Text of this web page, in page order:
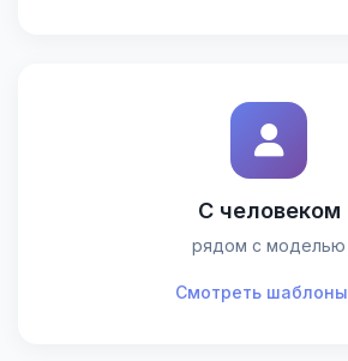
С человеком
рядом с моделью
Смотреть шаблоны